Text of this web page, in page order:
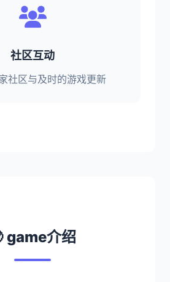
社区互动
社区与及时的游戏更新
game介绍